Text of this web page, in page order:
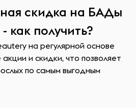
скидка на БАДы
как получить?
на регулярной основе
и скидки, что позволяет
по самым выгодным